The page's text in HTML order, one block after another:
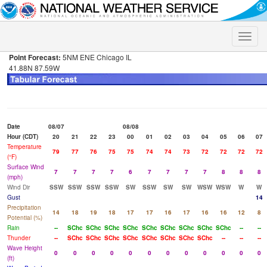
Toggle
Point Forecast: 5NM ENE Chicago IL
41.88N 87.59W
Date 08/07
08/08
Hour (CDT)
20 21 22 23 00 01 02 03 04 05 06
07
Temperature
(°F)
79 77 76 75 75 74 74 73 72 72 72
72
Surface Wind
(mph)
7 7 7 7 6 7 7 7 7 8 8
8
Wind Dir
SSW SSW SSW SSW SW SSW SW SW WSW WSW W
W
Gust
14
Precipitation
Potential (%)
14 18 19 18 17 17 16 17 16 16 12
8
Rain
-- SChc SChc SChc SChc SChc SChc SChc SChc SChc --
--
Thunder
-- SChc SChc SChc SChc SChc SChc SChc SChc -- --
--
Wave Height
(ft)
0 0 0 0 0 0 0 0 0 0 0
0